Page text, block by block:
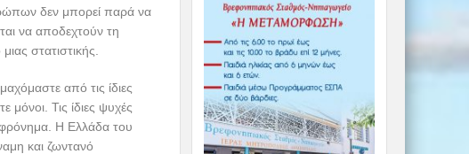
δεν μπορεί παρά να
να αποδεχτούν τη
στατιστικής.
από τις ίδιες
μόνοι. Τις ίδιες ψυχές
φρόνημα. Η Ελλάδα του
και ζωντανό